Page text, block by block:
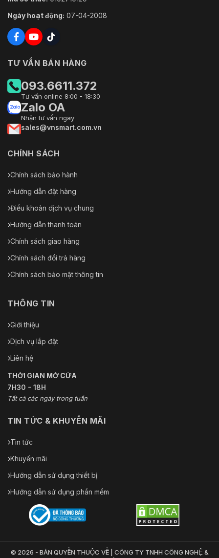
Ngày hoạt động: 07-04-2008
TƯ VẤN BÁN HÀNG
093.6611.372
Tư vấn online 8:00 - 18:30
Zalo OA
Nhận tư vấn ngay
sales@vnsmart.com.vn
CHÍNH SÁCH
Chính sách bảo hành
Hướng dẫn đặt hàng
Điều khoản dịch vụ chung
Hướng dẫn thanh toán
Chính sách giao hàng
Chính sách đổi trả hàng
Chính sách bảo mật thông tin
THÔNG TIN
Giới thiệu
Dịch vụ lắp đặt
Liên hệ
THỜI GIAN MỞ CỬA
7H30 - 18H
Tất cả các ngày trong tuần
TIN TỨC & KHUYẾN MÃI
Tin tức
Khuyến mãi
Hướng dẫn sử dụng thiết bị
Hướng dẫn sử dụng phần mềm
© 2026 - BẢN QUYỀN THUỘC VỀ | CÔNG TY TNHH CÔNG NGHỆ &